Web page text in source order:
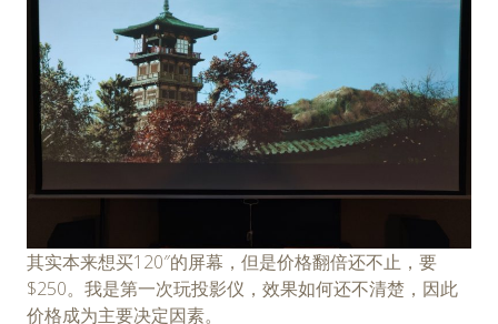
其实本来想买120″的屏幕，但是价格翻倍还不止，要
$250。我是第一次玩投影仪，效果如何还不清楚，因此
价格成为主要决定因素。